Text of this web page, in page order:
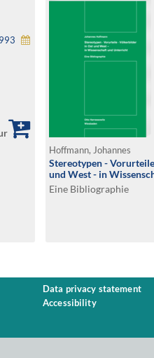
Hoffmann, Johannes
Stereotypen -
und West - in
Eine Bibliographie
Data privacy statement
Accessibility